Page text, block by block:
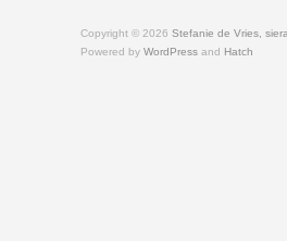
Copyright © 2026 Stefanie de Vries,
Powered by WordPress and Hatch